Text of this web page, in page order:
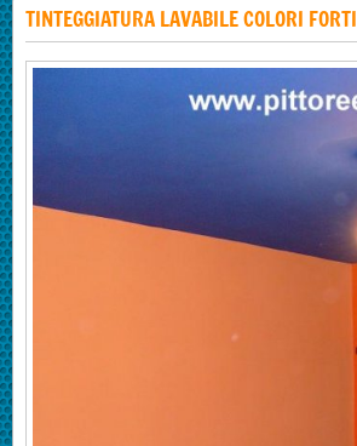
TINTEGGIATURA LAVABILE COLORI FORTI